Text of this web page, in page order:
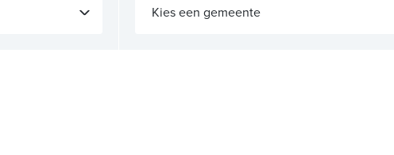
Kies een gemeente